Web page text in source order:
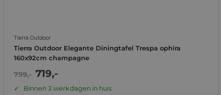
Tierra Outdoor
Tierra Outdoor Elegante Diningtafel Trespa ophira
160x92cm champagne
Normale
prijs
799,- Actie
prijs
719,-
Binnen 3 werkdagen in huis